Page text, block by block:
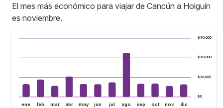
El mes más económico para viajar de Cancún a Holguín
es noviembre.
$0
$30,000
$60,000
$90,000
ene feb mar abr may jun jul ago sep oct nov dic